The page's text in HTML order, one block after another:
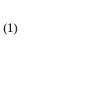
(1)